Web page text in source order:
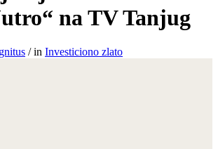
na TV Tanjug
/in Investiciono zlato